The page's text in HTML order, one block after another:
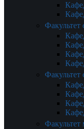
Факультет
Факультет
Факультет